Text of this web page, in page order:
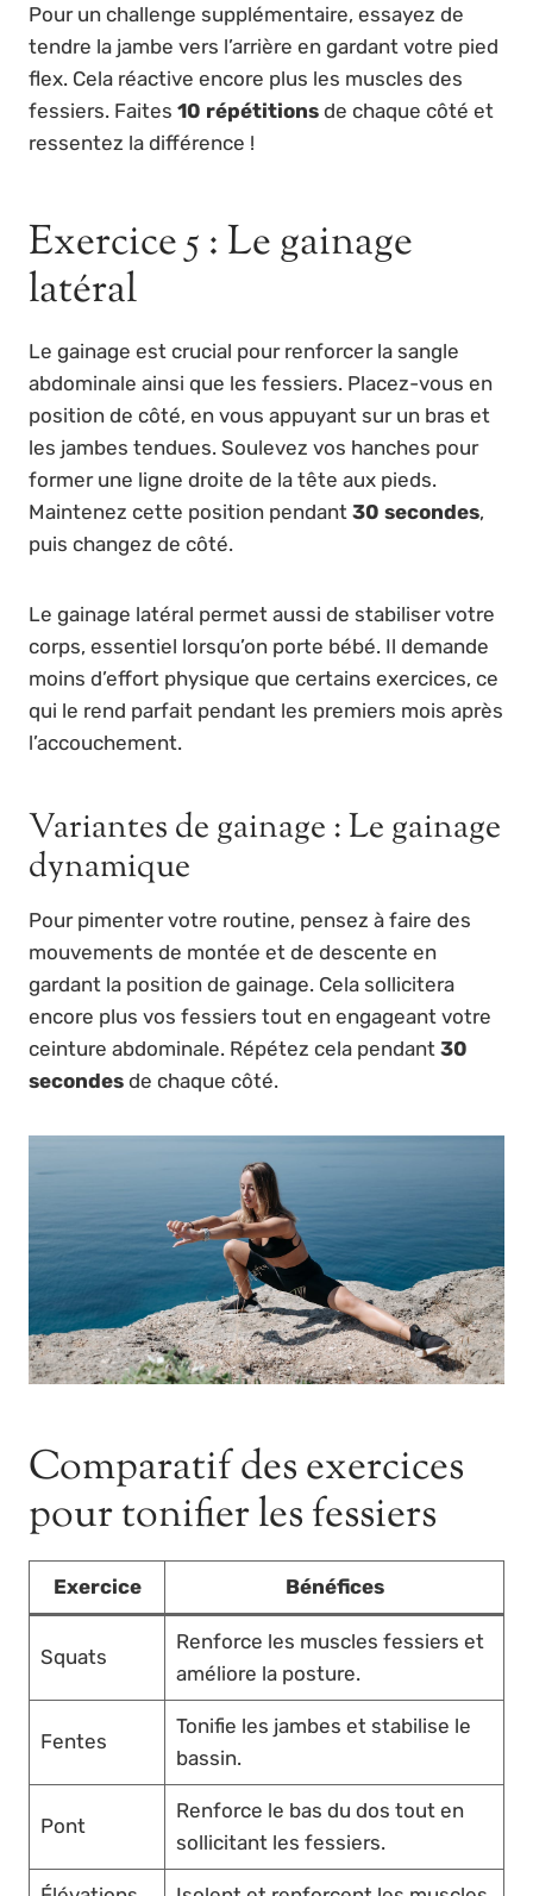
Pour un challenge supplémentaire, essayez de
tendre la jambe vers l’arrière en gardant votre pied
flex. Cela réactive encore plus les muscles des
fessiers. Faites 10 répétitions de chaque côté et
ressentez la différence !
Exercice 5 : Le gainage
latéral
Le gainage est crucial pour renforcer la sangle
abdominale ainsi que les fessiers. Placez-vous en
position de côté, en vous appuyant sur un bras et
les jambes tendues. Soulevez vos hanches pour
former une ligne droite de la tête aux pieds.
Maintenez cette position pendant 30 secondes,
puis changez de côté.
Le gainage latéral permet aussi de stabiliser votre
corps, essentiel lorsqu’on porte bébé. Il demande
moins d’effort physique que certains exercices, ce
qui le rend parfait pendant les premiers mois après
l’accouchement.
Variantes de gainage : Le gainage
dynamique
Pour pimenter votre routine, pensez à faire des
mouvements de montée et de descente en
gardant la position de gainage. Cela sollicitera
encore plus vos fessiers tout en engageant votre
ceinture abdominale. Répétez cela pendant 30
secondes de chaque côté.
Comparatif des exercices
pour tonifier les fessiers
Exercice Bénéfices
Squats
Renforce les muscles fessiers et
améliore la posture.
Fentes
Tonifie les jambes et stabilise le
bassin.
Pont
Renforce le bas du dos tout en
sollicitant les fessiers.